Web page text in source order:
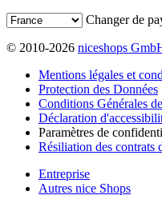
Changer de
© 2010-2026 niceshops
Mentions légales et
Protection des Données
Conditions Générales
Déclaration
Paramètres de
Résiliation des contrats
Entreprise
Autres nice Shops